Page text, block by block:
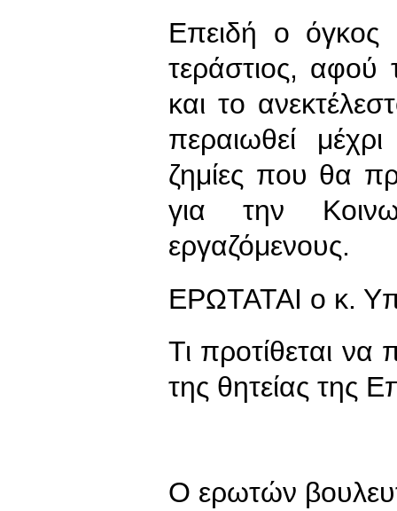
Επειδή ο όγκος
τεράστιος,
και το
περαιωθεί
ζημίες που θα
για την
εργαζόμενους.
ΕΡΩΤΑΤΑΙ ο κ.
Τι προτίθεται να
της θητείας της
Ο ερωτών